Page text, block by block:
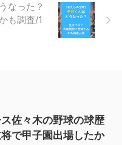
なった？
も調査/1
ス佐々木の野球の球歴
で甲子園出場したか